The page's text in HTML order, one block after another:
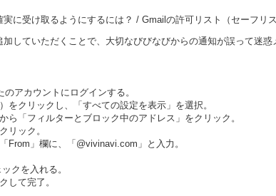
に受け取るようにするには？ / Gmailの許可リスト（セーフリ
していただくことで、大切なびびなびからの通知が誤って迷
アカウントにログインする。
をクリックし、「すべての設定を表示」を選択。
ら「フィルターとブロック中のアドレス」をクリック。
リック。
From」欄に、「@vivinavi.com」と入力。
クを入れる。
して完了。